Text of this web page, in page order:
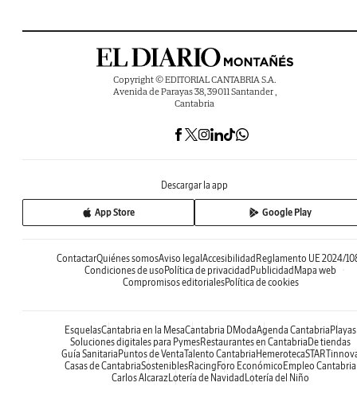
Copyright © EDITORIAL CANTABRIA S.A.
Avenida de Parayas 38, 39011 Santander ,
Cantabria
Descargar la app
App Store Google Play
ContactarQuiénes somosAviso legalAccesibilidadReglamento UE 2024/
Condiciones de usoPolítica de privacidadPublicidadMapa web
Compromisos editorialesPolítica de cookies
EsquelasCantabria en la MesaCantabria DModaAgenda CantabriaPlayas
Soluciones digitales para PymesRestaurantes en CantabriaDe tiendas
Guía SanitariaPuntos de VentaTalento CantabriaHemeroteca
Casas de CantabriaSosteniblesRacingForo EconómicoEmpleo Cantabria
Carlos AlcarazLotería de NavidadLotería del Niño